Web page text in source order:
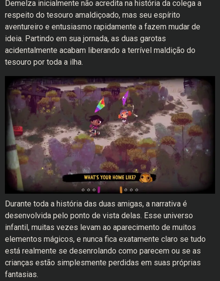
Demelza inicialmente não acredita na história da colega a
respeito do tesouro amaldiçoado, mas seu espírito
aventureiro e entusiasmo rapidamente a fazem mudar de
ideia. Partindo em sua jornada, as duas garotas
acidentalmente acabam liberando a terrível maldição do
tesouro por toda a ilha.
Durante toda a história das duas amigas, a narrativa é
desenvolvida pelo ponto de vista delas. Esse universo
infantil, muitas vezes levam ao aparecimento de muitos
elementos mágicos, e nunca fica exatamente claro se tudo
está realmente se desenrolando como parecem ou se as
crianças estão simplesmente perdidas em suas próprias
fantasias.